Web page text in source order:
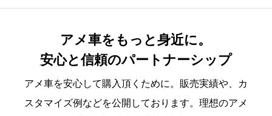
アメ車をもっと身近に。
安心と信頼のパートナーシップ
アメ車を安心して購入頂くために。販売実績や、カ
スタマイズ例などを公開しております。理想のアメ